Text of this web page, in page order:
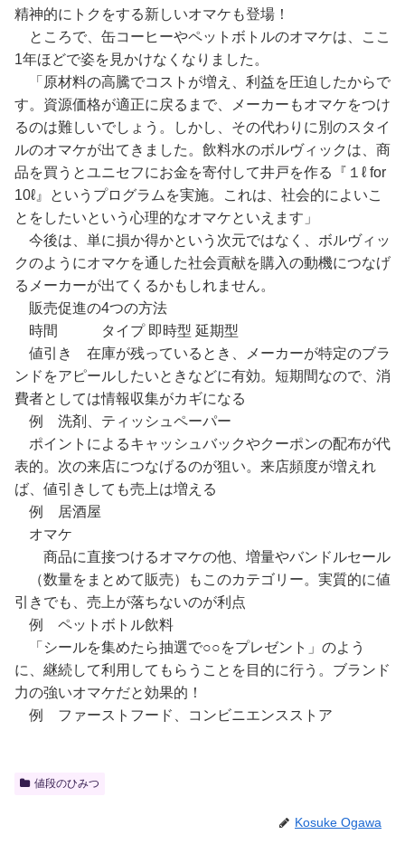
精神的にトクをする新しいオマケも登場！
ところで、缶コーヒーやペットボトルのオマケは、ここ
1年ほどで姿を見かけなくなりました。
「原材料の高騰でコストが増え、利益を圧迫したからで
す。資源価格が適正に戻るまで、メーカーもオマケをつけ
るのは難しいでしょう。しかし、その代わりに別のスタイ
ルのオマケが出てきました。飲料水のボルヴィックは、商
品を買うとユニセフにお金を寄付して井戸を作る『１ℓ for
10ℓ』というプログラムを実施。これは、社会的によいこ
とをしたいという心理的なオマケといえます」
今後は、単に損か得かという次元ではなく、ボルヴィッ
クのようにオマケを通した社会貢献を購入の動機につなげ
るメーカーが出てくるかもしれません。
販売促進の4つの方法
時間 タイプ 即時型 延期型
値引き 在庫が残っているとき、メーカーが特定のブラ
ンドをアピールしたいときなどに有効。短期間なので、消
費者としては情報収集がカギになる
例 洗剤、ティッシュペーパー
ポイントによるキャッシュバックやクーポンの配布が代
表的。次の来店につなげるのが狙い。来店頻度が増えれ
ば、値引きしても売上は増える
例 居酒屋
オマケ
商品に直接つけるオマケの他、増量やバンドルセール
（数量をまとめて販売）もこのカテゴリー。実質的に値
引きでも、売上が落ちないのが利点
例 ペットボトル飲料
「シールを集めたら抽選で○○をプレゼント」のよう
に、継続して利用してもらうことを目的に行う。ブランド
力の強いオマケだと効果的！
例 ファーストフード、コンビニエンスストア
値段のひみつ
Kosuke Ogawa